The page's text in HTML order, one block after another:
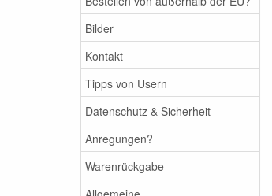
Bilder
Kontakt
Tipps von Usern
Datenschutz & Sicherheit
Anregungen?
Warenrückgabe